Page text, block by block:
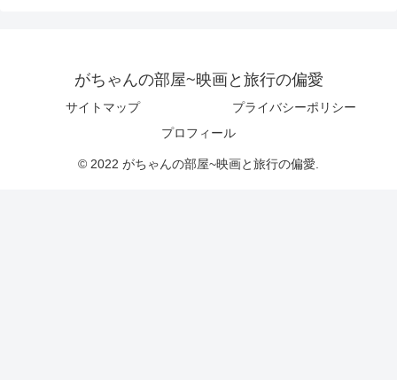
がちゃんの部屋~映画と旅行の偏愛
サイトマップ
プライバシーポリシー
プロフィール
© 2022 がちゃんの部屋~映画と旅行の偏愛.